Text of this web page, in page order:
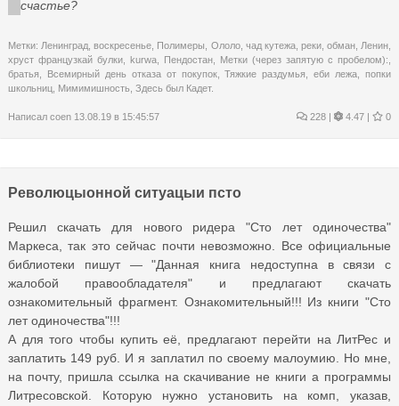
счастье?
Метки: Ленинград ,воскресенье Полимеры Ололо, чад кутежа, реки, обман Ленин
хруст французкай булки
kurwa Пендостан Метки (через запятую с пробелом):
братья
Всемирный день отказа от покупок,Тяжкие раздумья ,еби лежа ,попки
школьниц Мимимишность Здесь был Кадет.
Написал coen 13.08.19 в 15:45:57 228 | 4.47 | 0
Революцыонной ситуацыи псто
Решил скачать для нового ридера "Сто лет одиночества"
Маркеса, так это сейчас почти невозможно. Все официальные
библиотеки пишут — "Данная книга недоступна в связи с
жалобой правообладателя" и предлагают скачать
ознакомительный фрагмент. Ознакомительный!!! Из книги "Сто
лет одиночества"!!!
А для того чтобы купить её, предлагают перейти на ЛитРес и
заплатить 149 руб. И я заплатил по своему малоумию. Но мне,
на почту, пришла ссылка на скачивание не книги а программы
Литресовской. Которую нужно установить на комп, указав,